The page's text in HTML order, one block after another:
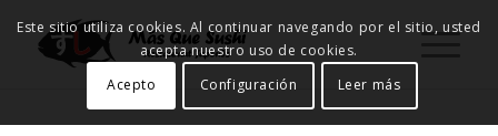
Este sitio utiliza cookies. Al continuar navegando por el sitio, usted
acepta nuestro uso de cookies.
Acepto
Configuración Leer más